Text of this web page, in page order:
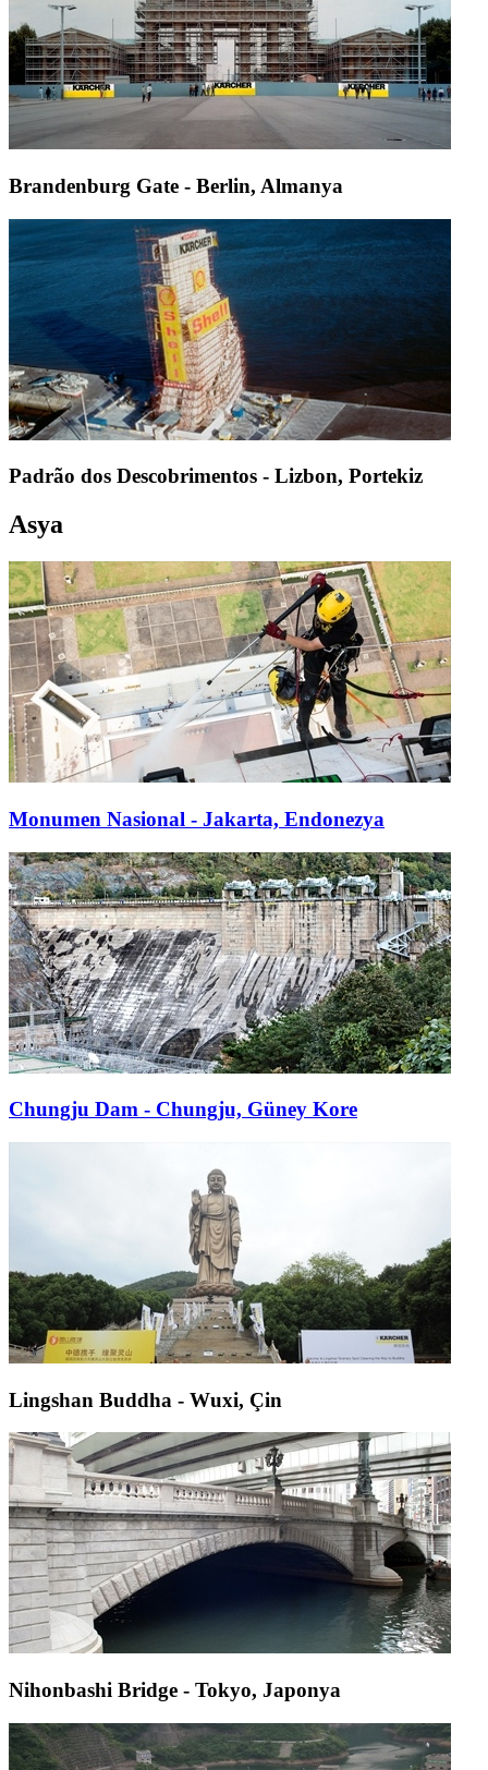
Brandenburg Gate - Berlin, Almanya
Padrão dos Descobrimentos - Lizbon, Portekiz
Asya
Monumen Nasional - Jakarta, Endonezya
Chungju Dam - Chungju, Güney Kore
Lingshan Buddha - Wuxi, Çin
Nihonbashi Bridge - Tokyo, Japonya